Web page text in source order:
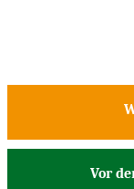
Vor